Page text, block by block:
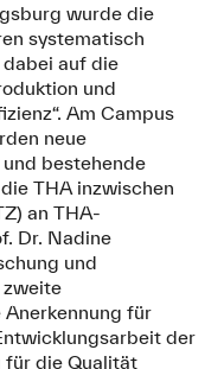
wurde die
systematisch
auf die
und
Am Campus
neue
bestehende
THA inzwischen
an THA-
Dr. Nadine
und
zweite
für
der
für die Qualität